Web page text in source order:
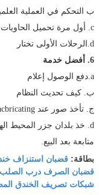
ب التحكم في العملية
c. أول مرة تحميل الحاويات aftert النظام الانتهاء
d.الرحلات الأولى تختار
6. أفضل خدمة
a.دفع الوصول إعلام
ب. كيف تحديث النظام
ج. تأخذ صور عند facbricating
d. خذ بلدان جزر المحيط الهادئ عند تحميل الحاويات
متابعة بعد البيع.
بطاقة: قضبان استنزاف
قضبان الصرف درب الصلب
شبكات تصريف الخندق